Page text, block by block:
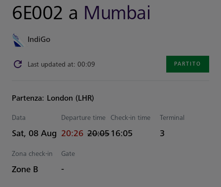
6E002 a Mumbai
IndiGo
Last updated at: 00:09 PARTITO
Partenza: London (LHR)
Data
Sat, 08 Aug
Departure time
actual Tempo
20:26
Estimated Tempo
20:05
Check-in time
16:05
Terminal
3
Zona check-in
Zone B
Gate
-